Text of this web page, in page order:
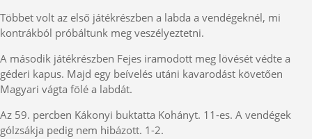
Többet volt az első játékrészben a labda a vendégeknél, mi
kontrákból próbáltunk meg veszélyeztetni.
A második játékrészben Fejes iramodott meg lövését védte a
géderi kapus. Majd egy beívelés utáni kavarodást követően
Magyari vágta fölé a labdát.
Az 59. percben Kákonyi buktatta Kohányt. 11-es. A vendégek
gólzsákja pedig nem hibázott. 1-2.